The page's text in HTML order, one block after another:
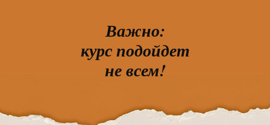
Важно:
курс подойдет
не всем!